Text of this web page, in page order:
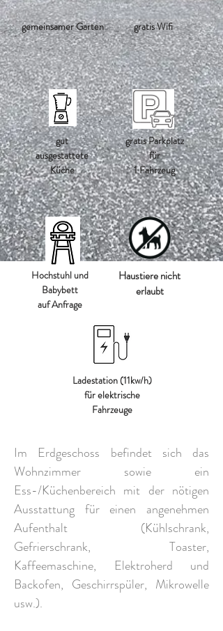
gemeinsamer Garten
gut
ausgestattete
Küche
gratis Wifi
gratis Parkplatz
für
1 Fahrzeug
Hochstuhl und
Babybett
auf Anfrage
Haustiere nicht
erlaubt
Ladestation (11kw/h)
für elektrische
Fahrzeuge
Im Erdgeschoss befindet sich das
Wohnzimmer sowie ein
Ess-/Küchenbereich mit der nötigen
Ausstattung für einen angenehmen
Aufenthalt (Kühlschrank,
Gefrierschrank, Toaster,
Kaffeemaschine, Elektroherd und
Backofen, Geschirrspüler, Mikrowelle
usw.).